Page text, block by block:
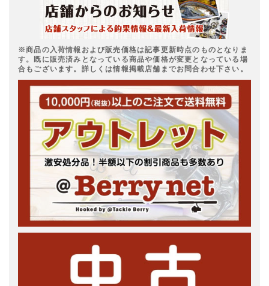
※商品の入荷情報および販売価格は記事更新時点のものとなりま
す。既に販売済みとなっている商品や価格が変更となっている場
合もございます。詳しくは情報掲載店舗までお問合わせ下さい。